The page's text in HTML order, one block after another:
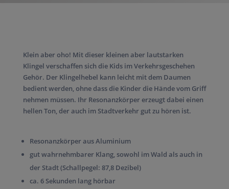
Klein aber oho! Mit dieser kleinen aber lautstarken
Klingel verschaffen sich die Kids im Verkehrsgeschehen
Gehör. Der Klingelhebel kann leicht mit dem Daumen
bedient werden, ohne dass die Kinder die Hände vom Griff
nehmen müssen. Ihr Resonanzkörper erzeugt dabei einen
hellen Ton, der auch im Stadtverkehr gut zu hören ist.
Resonanzkörper aus Aluminium
gut wahrnehmbarer Klang, sowohl im Wald als auch in
der Stadt (Schallpegel: 87,8 Dezibel)
ca. 6 Sekunden lang hörbar